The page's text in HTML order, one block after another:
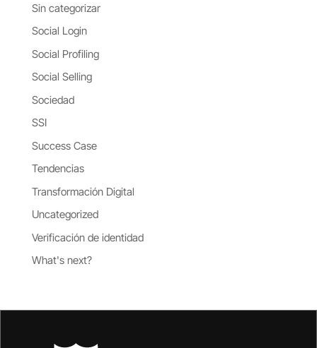
Sin categorizar
Social Login
Social Profiling
Social Selling
Sociedad
SSI
Success Case
Tendencias
Transformación Digital
Uncategorized
Verificación de identidad
What's next?